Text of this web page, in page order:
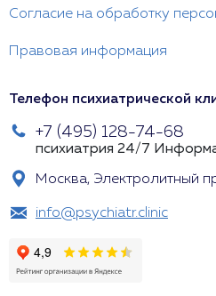
Согласие на обработку
Правовая информация
Телефон психиатрической
+7 (495) 128-74-68
психиатрия 24/7
Москва, Электролитный
info@psychiatr.clinic